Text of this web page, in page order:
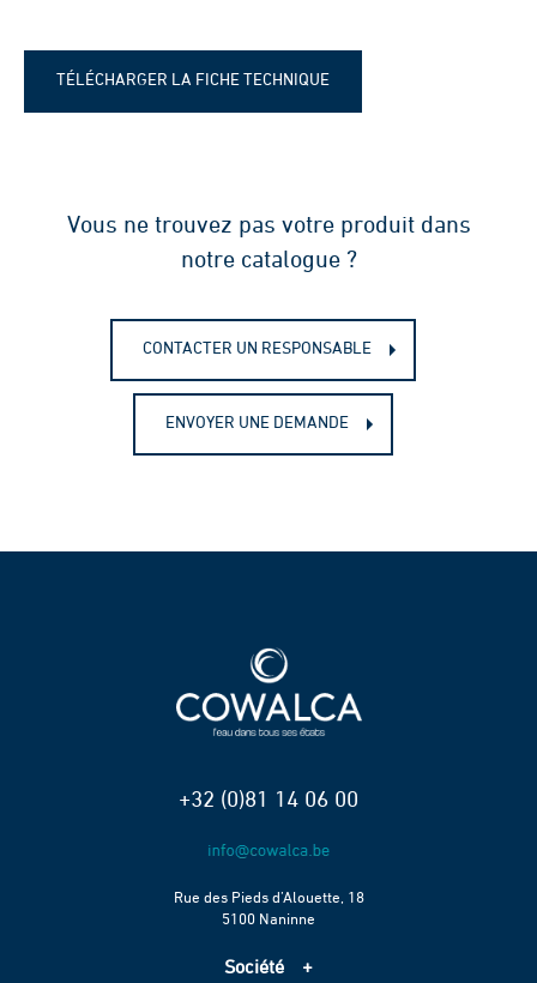
TÉLÉCHARGER LA FICHE TECHNIQUE
Vous ne trouvez pas votre produit dans
notre catalogue ?
CONTACTER UN RESPONSABLE
ENVOYER UNE DEMANDE
+32 (0)81 14 06 00
Rue des Pieds d’Alouette, 18
5100 Naninne
Société